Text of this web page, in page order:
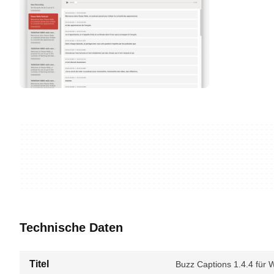
Technische Daten
Titel Buzz Captions 1.4.4 für